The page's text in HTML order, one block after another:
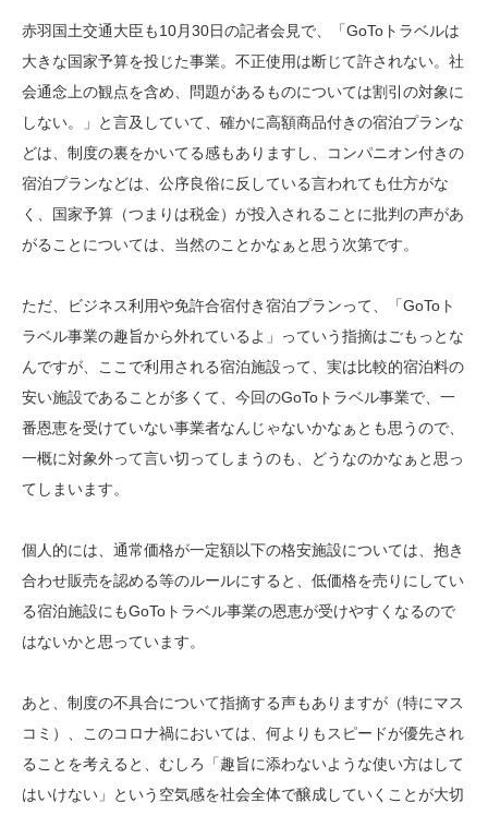
赤羽国土交通大臣も10月30日の記者会見で、「GoToトラベルは
大きな国家予算を投じた事業。不正使用は断じて許されない。社
会通念上の観点を含め、問題があるものについては割引の対象に
しない。」と言及していて、確かに高額商品付きの宿泊プランな
どは、制度の裏をかいてる感もありますし、コンパニオン付きの
宿泊プランなどは、公序良俗に反している言われても仕方がな
く、国家予算（つまりは税金）が投入されることに批判の声があ
がることについては、当然のことかなぁと思う次第です。
ただ、ビジネス利用や免許合宿付き宿泊プランって、「GoToト
ラベル事業の趣旨から外れているよ」っていう指摘はごもっとな
んですが、ここで利用される宿泊施設って、実は比較的宿泊料の
安い施設であることが多くて、今回のGoToトラベル事業で、一
番恩恵を受けていない事業者なんじゃないかなぁとも思うので、
一概に対象外って言い切ってしまうのも、どうなのかなぁと思っ
てしまいます。
個人的には、通常価格が一定額以下の格安施設については、抱き
合わせ販売を認める等のルールにすると、低価格を売りにしてい
る宿泊施設にもGoToトラベル事業の恩恵が受けやすくなるので
はないかと思っています。
あと、制度の不具合について指摘する声もありますが（特にマス
コミ）、このコロナ禍においては、何よりもスピードが優先され
ることを考えると、むしろ「趣旨に添わないような使い方はして
はいけない」という空気感を社会全体で醸成していくことが大切